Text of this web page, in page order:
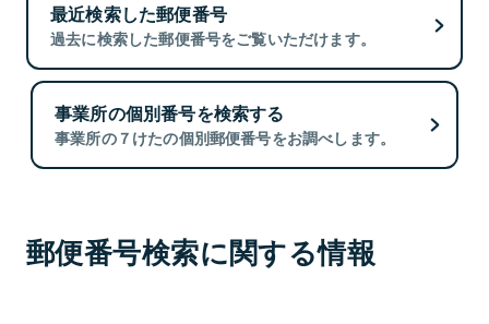
最近検索した郵便番号
過去に検索した郵便番号をご覧いただけます。
事業所の個別番号を検索する
事業所の７けたの個別郵便番号をお調べします。
郵便番号検索に関する情報